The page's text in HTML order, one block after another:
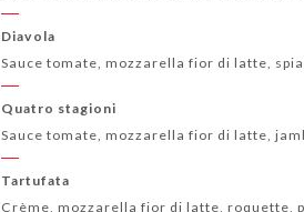
Diavola
Sauce tomate, mozzarella fior di latte,
Quatro stagioni
Sauce tomate, mozzarella fior di latte,
Tartufata
Crème, mozzarella fior di latte, roquette,